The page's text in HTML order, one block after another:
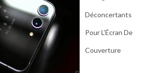
Déconcertants
Pour L’Écran De
Couverture